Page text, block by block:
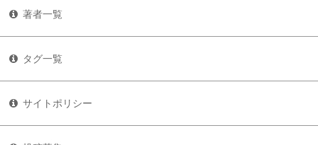
著者一覧
タグ一覧
サイトポリシー